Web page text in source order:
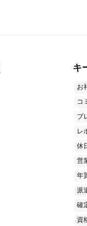
キ
お
コ
プ
レ
休
営
年
派
確
資